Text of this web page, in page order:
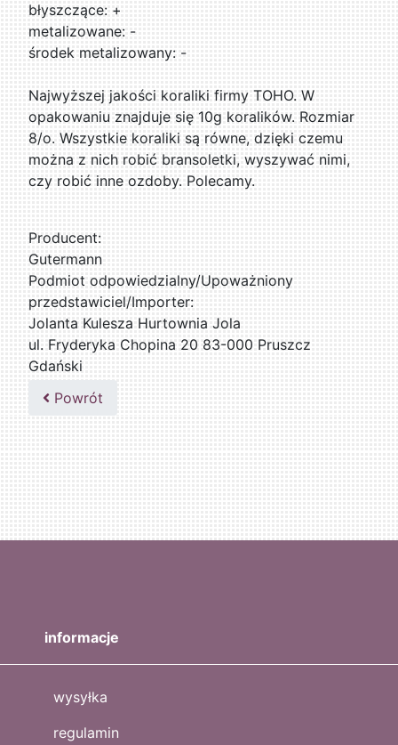
błyszczące: +
metalizowane: -
środek metalizowany: -
Najwyższej jakości koraliki firmy TOHO. W
opakowaniu znajduje się 10g koralików. Rozmiar
8/o. Wszystkie koraliki są równe, dzięki czemu
można z nich robić bransoletki, wyszywać nimi,
czy robić inne ozdoby. Polecamy.
Producent:
Gutermann
Podmiot odpowiedzialny/Upoważniony
przedstawiciel/Importer:
Jolanta Kulesza Hurtownia Jola
ul. Fryderyka Chopina 20 83-000 Pruszcz
Gdański
502047435
Powrót
informacje
wysyłka
regulamin